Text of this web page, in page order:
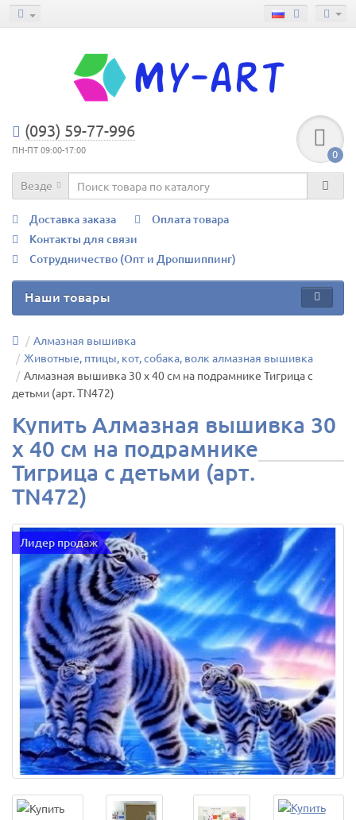
(093) 59-77-996
ПН-ПТ 09:00-17:00 0
Везде
Доставка заказа
Оплата товара
Контакты для связи
Сотрудничество (Опт и Дропшиппинг)
Наши товары
Алмазная вышивка
Животные, птицы, кот, собака, волк алмазная вышивка
Алмазная вышивка 30 х 40 см на подрамнике Тигрица с
детьми (арт. TN472)
Купить Алмазная вышивка 30
х 40 см на подрамнике
Тигрица с детьми (арт.
TN472)
Лидер продаж